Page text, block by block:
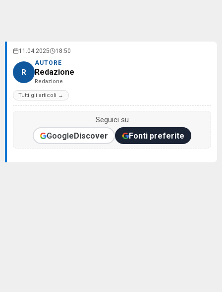
11.04.2025 18:50
R
AUTORE
Redazione
Redazione
Tutti gli articoli →
Seguici su
GoogleDiscover Fonti preferite